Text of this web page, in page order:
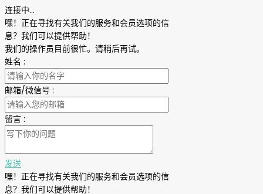
连接中...
嘿！正在寻找有关我们的服务和会员选项的信
息？我们可以提供帮助！
我们的操作员目前很忙。请稍后再试。
姓名 :
邮箱/微信号 :
留言 :
发送
嘿！正在寻找有关我们的服务和会员选项的信
息？我们可以提供帮助！